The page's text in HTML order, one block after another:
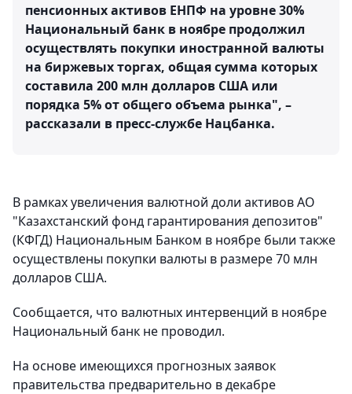
пенсионных активов ЕНПФ на уровне 30%
Национальный банк в ноябре продолжил
осуществлять покупки иностранной валюты
на биржевых торгах, общая сумма которых
составила 200 млн долларов США или
порядка 5% от общего объема рынка", –
рассказали в пресс-службе Нацбанка.
В рамках увеличения валютной доли активов АО
"Казахстанский фонд гарантирования депозитов"
(КФГД) Национальным Банком в ноябре были также
осуществлены покупки валюты в размере 70 млн
долларов США.
Сообщается, что валютных интервенций в ноябре
Национальный банк не проводил.
На основе имеющихся прогнозных заявок
правительства предварительно в декабре